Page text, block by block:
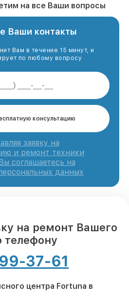
на все Ваши вопросы
Ваши контакты
Вам в течение 15 минут, и
по любому вопросу
консультацию
заявку на
и ремонт техники
соглашаетесь на
данных
на ремонт Вашего
телефону
37-61
центра Fortuna в